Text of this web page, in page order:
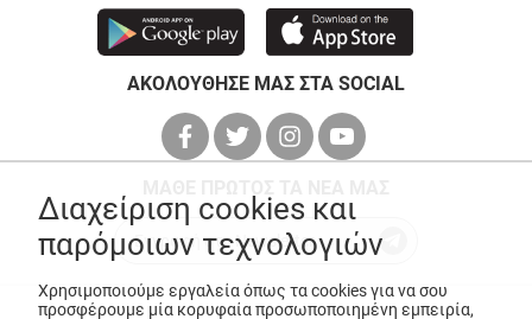
ΑΚΟΛΟΥΘΗΣΕ ΜΑΣ ΣΤΑ SOCIAL
Διαχείριση cookies και
παρόμοιων τεχνολογιών
Χρησιμοποιούμε εργαλεία όπως τα cookies για να σου
προσφέρουμε μία κορυφαία προσωποποιημένη εμπειρία,